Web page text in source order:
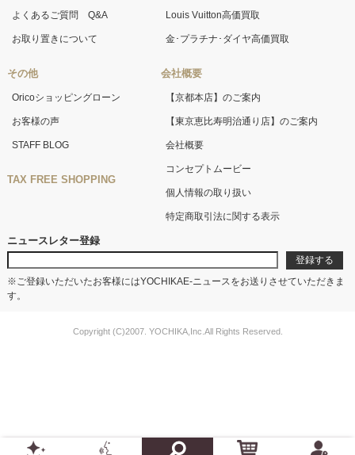
よくあるご質問 Q&A
お取り置きについて
その他
Oricoショッピングローン
お客様の声
STAFF BLOG
TAX FREE SHOPPING
Louis Vuitton高価買取
金･プラチナ･ダイヤ高価買取
会社概要
【京都本店】のご案内
【東京恵比寿明治通り店】のご案内
会社概要
コンセプトムービー
個人情報の取り扱い
特定商取引法に関する表示
ニュースレター登録
※ご登録いただいたお客様にはYOCHIKAE-ニュースをお送りさせていただきま
す。
Copyright (C)2007. YOCHIKA,Inc.All Rights Reserved.